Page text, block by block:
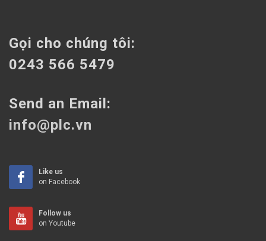
Gọi cho chúng tôi:
0243 566 5479
Send an Email:
info@plc.vn
Like us
on Facebook
Follow us
on Youtube